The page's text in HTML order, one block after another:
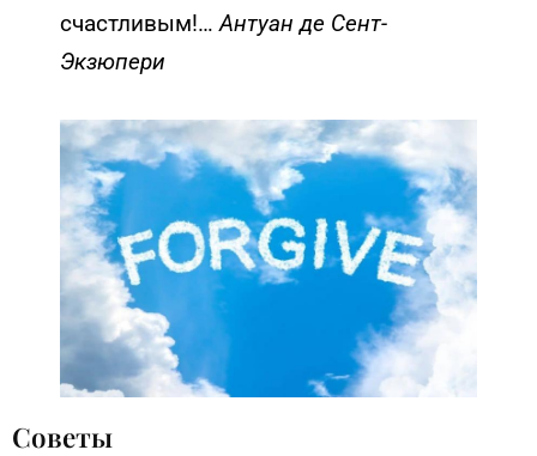
счастливым!…Антуан де Сент-
Экзюпери
Советы